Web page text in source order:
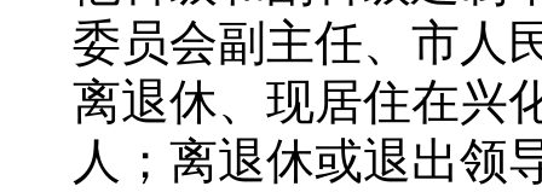
委员会副主任、市人
离退休、现居住在兴
人；离退休或退出领